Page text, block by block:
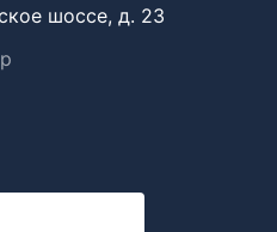
шоссе, д. 23